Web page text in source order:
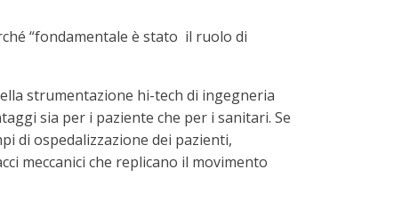
“fondamentale è stato il ruolo di
strumentazione hi-tech di ingegneria
sia per i paziente che per i sanitari. Se
di ospedalizzazione dei pazienti,
meccanici che replicano il movimento